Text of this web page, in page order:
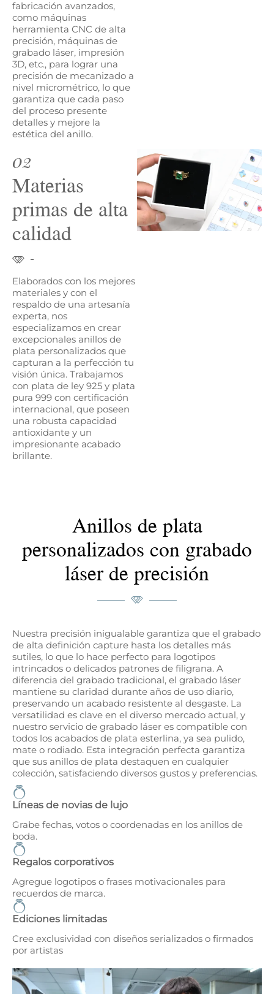
fabricación avanzados,
como máquinas
herramienta CNC de alta
precisión, máquinas de
grabado láser, impresión
3D, etc., para lograr una
precisión de mecanizado a
nivel micrométrico, lo que
garantiza que cada paso
del proceso presente
detalles y mejore la
estética del anillo.
02
Materias
primas de alta
calidad
Elaborados con los mejores
materiales y con el
respaldo de una artesanía
experta, nos
especializamos en crear
excepcionales anillos de
plata personalizados que
capturan a la perfección tu
visión única. Trabajamos
con plata de ley 925 y plata
pura 999 con certificación
internacional, que poseen
una robusta capacidad
antioxidante y un
impresionante acabado
brillante.
Anillos de plata
personalizados con grabado
láser de precisión
Nuestra precisión inigualable garantiza que el grabado
de alta definición capture hasta los detalles más
sutiles, lo que lo hace perfecto para logotipos
intrincados o delicados patrones de filigrana. A
diferencia del grabado tradicional, el grabado láser
mantiene su claridad durante años de uso diario,
preservando un acabado resistente al desgaste. La
versatilidad es clave en el diverso mercado actual, y
nuestro servicio de grabado láser es compatible con
todos los acabados de plata esterlina, ya sea pulido,
mate o rodiado. Esta integración perfecta garantiza
que sus anillos de plata destaquen en cualquier
colección, satisfaciendo diversos gustos y preferencias.
Líneas de novias de lujo
Grabe fechas, votos o coordenadas en los anillos de
boda.
Regalos corporativos
Agregue logotipos o frases motivacionales para
recuerdos de marca.
Ediciones limitadas
Cree exclusividad con diseños serializados o firmados
por artistas